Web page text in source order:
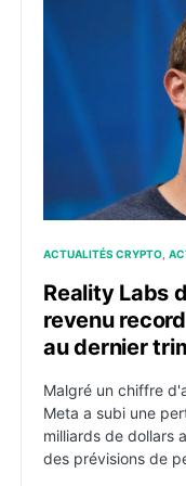
Reality Labs de
ACTUALITÉS CRYPTO
Reality Labs
revenu
au dernier
Malgré un chiffre
Meta a subi une
milliards de dollars
des prévisions de